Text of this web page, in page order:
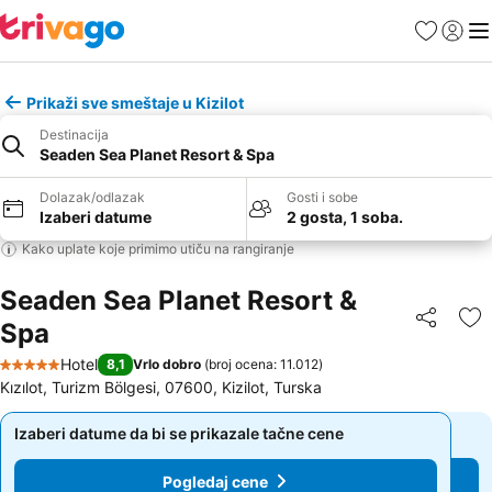
FavoritiPrijavi
Prikaži sve smeštaje u Kizilot
Destinacija
Seaden Sea Planet Resort & Spa
Dolazak/odlazak
Izaberi datume
Gosti i sobe
2 gosta, 1 soba.
Kako uplate koje primimo utiču na rangiranje
Seaden Sea Planet Resort &
Spa
Deli
5 Zvezdice
Hotel 8,1 Vrlo dobro (broj ocena: 11.012)
Kızılot, Turizm Bölgesi, 07600, Kizilot, Turska
Izaberi datume da bi se prikazale tačne cene
Pogledaj cene
Izaberi datume da bi se prikazale tačne cene
Pogledaj cene